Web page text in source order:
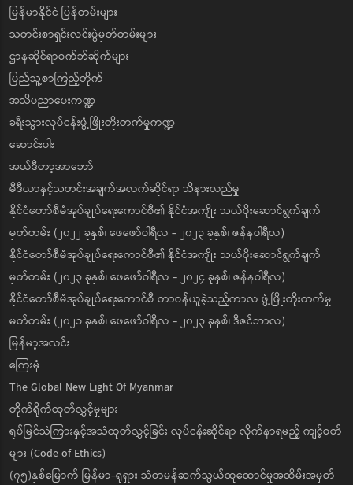
မြန်မာနိုင်ငံ ပြန်တမ်းများ
သတင်းစာရှင်းလင်းပွဲမှတ်တမ်းများ
ဌာနဆိုင်ရာဝက်ဘ်ဆိုက်များ
ပြည်သူ့စာကြည့်တိုက်
အသိပညာပေးကဏ္ဍ
ခရီးသွားလုပ်ငန်းဖွံ့ဖြိုးတိုးတက်မှုကဏ္ဍ
ဆောင်းပါး
အယ်ဒီတာ့အာဘော်
မီဒီယာနှင့်သတင်းအချက်အလက်ဆိုင်ရာ သိနားလည်မှု
နိုင်ငံတော်စီမံအုပ်ချုပ်ရေးကောင်စီ၏ နိုင်ငံအကျိုး သယ်ပိုးဆောင်ရွက်ချက်
မှတ်တမ်း (၂၀၂၂ ခုနှစ်၊ ဖေဖော်ဝါရီလ - ၂၀၂၃ ခုနှစ်၊ ဇန်နဝါရီလ)
နိုင်ငံတော်စီမံအုပ်ချုပ်ရေးကောင်စီ၏ နိုင်ငံအကျိုး သယ်ပိုးဆောင်ရွက်ချက်
မှတ်တမ်း (၂၀၂၃ ခုနှစ်၊ ဖေဖော်ဝါရီလ - ၂၀၂၄ ခုနှစ်၊ ဇန်နဝါရီလ)
နိုင်ငံတော်စီမံအုပ်ချုပ်ရေးကောင်စီ တာဝန်ယူခဲ့သည့်ကာလ ဖွံ့ဖြိုးတိုးတက်မှု
မှတ်တမ်း (၂၀၂၁ ခုနှစ်၊ ဖေဖော်ဝါရီလ - ၂၀၂၃ ခုနှစ်၊ ဒီဇင်ဘာလ)
မြန်မာ့အလင်း
ကြေးမုံ
The Global New Light Of Myanmar
တိုက်ရိုက်ထုတ်လွှင့်မှုများ
ရုပ်မြင်သံကြားနှင့်အသံထုတ်လွှင့်ခြင်း လုပ်ငန်းဆိုင်ရာ လိုက်နာရမည့် ကျင့်ဝတ်
များ (Code of Ethics)
(၇၅)နှစ်မြောက် မြန်မာ-ရုရှား သံတမန်ဆက်သွယ်ထူထောင်မှုအထိမ်းအမှတ်